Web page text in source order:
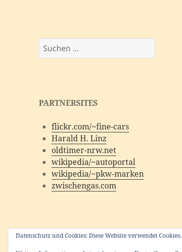
Suchen
nach:
PARTNERSITES
flickr.com/~fine-cars
Harald H. Linz
oldtimer-nrw.net
wikipedia/~autoportal
wikipedia/~pkw-marken
zwischengas.com
Datenschutz und Cookies: Diese Website verwendet